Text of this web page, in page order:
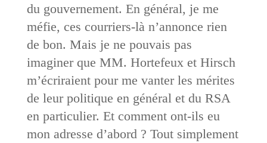
du gouvernement. En général, je me
méfie, ces courriers-là n’annonce rien
de bon. Mais je ne pouvais pas
imaginer que MM. Hortefeux et Hirsch
m’écriraient pour me vanter les mérites
de leur politique en général et du RSA
en particulier. Et comment ont-ils eu
mon adresse d’abord ? Tout simplement